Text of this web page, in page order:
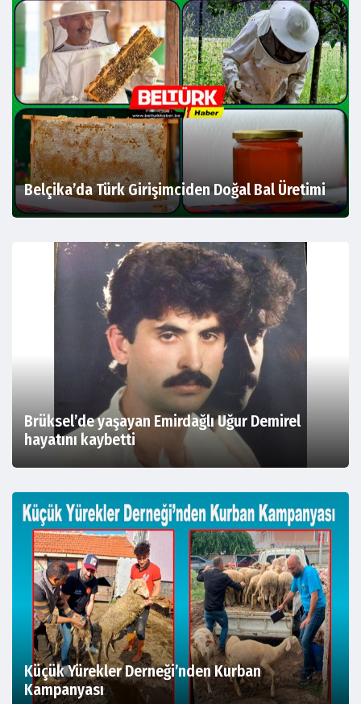
Belçika’da Türk Girişimciden Doğal Bal Üretimi
Brüksel’de yaşayan Emirdağlı Uğur Demirel
hayatını kaybetti
Küçük Yürekler Derneği’nden Kurban
Kampanyası